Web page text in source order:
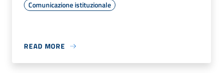
Comunicazione istituzionale
READ MORE